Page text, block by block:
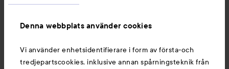
Denna webbplats använder cookies
Vi använder enhetsidentifierare i form av första-och
tredjepartscookies, inklusive annan spårningsteknik från